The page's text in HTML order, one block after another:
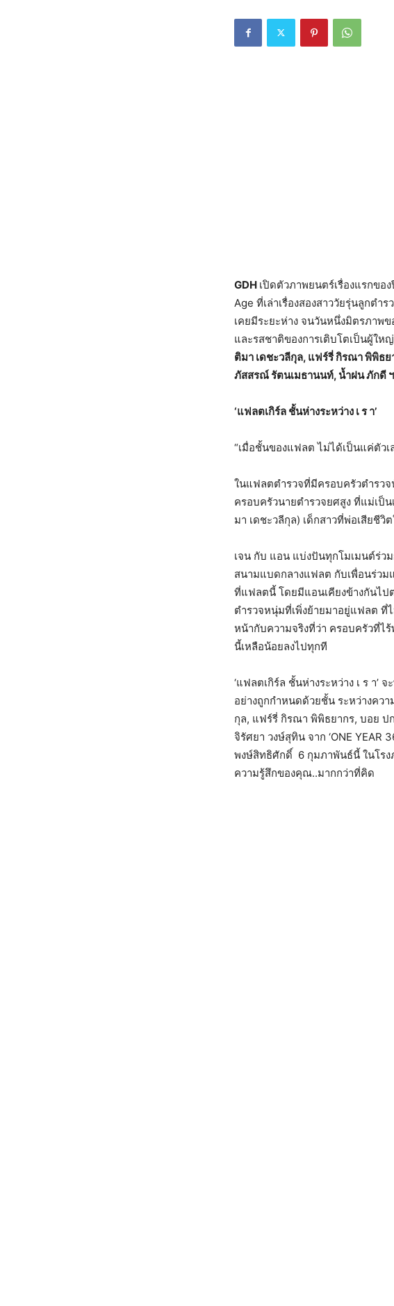
GDH เปิดตัวภาพยนตร์เรื่องแรกของ
Age ที่เล่าเรื่องสองสาววัยรุ่นลูกต
เคยมีระยะห่าง จนวันหนึ่งมิตรภาพ
และรสชาติของการเติบโตเป็นผู้ให
ติมา เดชะวลีกุล, แฟร์รี่ กิรณา พิพิธย
ภัสสรณ์ รัตนเมธานนท์, น้ำฝน ภักดี
‘แฟลตเกิร์ล ชั้นห่างระหว่าง เ ร า’
“เมื่อชั้นของแฟลต ไม่ได้เป็นแค่ตัว
ในแฟลตตำรวจที่มีครอบครัวตำรวจ
ครอบครัวนายตำรวจยศสูง ที่แม่เป็น
มา เดชะวลีกุล) เด็กสาวที่พ่อเสียชี
เจน กับ แอน แบ่งปันทุกโมเมนต์ร่ว
สนามแบดกลางแฟลต กับเพื่อนร่วมแ
ที่แฟลตนี้ โดยมีแอนเคียงข้างกันไป
ตำรวจหนุ่มที่เพิ่งย้ายมาอยู่แฟลต ที่
หน้ากับความจริงที่ว่า ครอบครัวที่ไ
นี้เหลือน้อยลงไปทุกที
‘แฟลตเกิร์ล ชั้นห่างระหว่าง เ ร า
อย่างถูกกำหนดด้วยชั้น ระหว่างคว
กุล, แฟร์รี่ กิรณา พิพิธยากร, บอย ป
จิรัศยา วงษ์สุทิน จาก ‘ONE YEAR
พงษ์สิทธิศักดิ์ 6 กุมภาพันธ์นี้ ในโร
ความรู้สึกของคุณ..มากกว่าที่คิด